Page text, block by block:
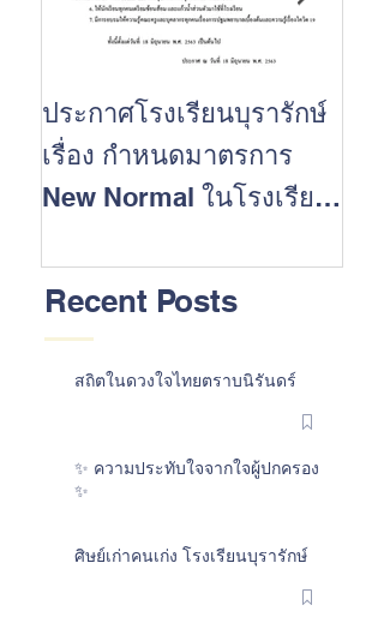
ประกาศโรงเรียนบุรารักษ์
เรื่อง กำหนดมาตรการ
New Normal ในโรงเรียน
2563
Recent Posts
สถิตในดวงใจไทยตราบนิรันดร์
✨ ความประทับใจจากใจผู้ปกครอง
✨
ศิษย์เก่าคนเก่ง โรงเรียนบุรารักษ์